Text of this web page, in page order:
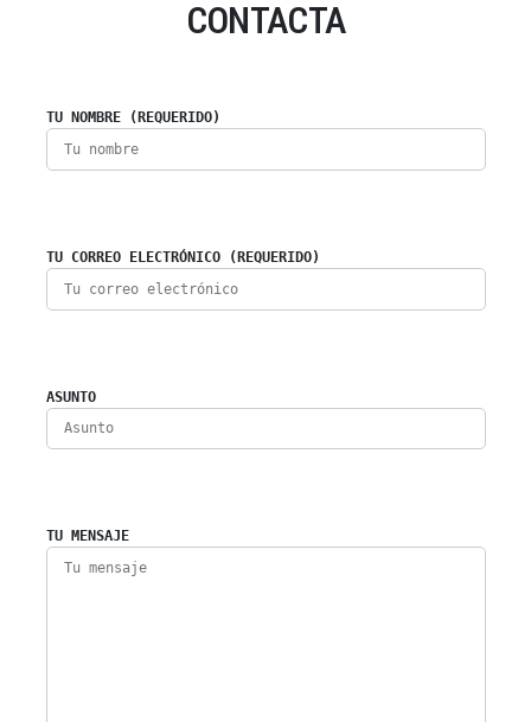
CONTACTA
TU NOMBRE (REQUERIDO)
TU CORREO ELECTRÓNICO (REQUERIDO)
ASUNTO
TU MENSAJE